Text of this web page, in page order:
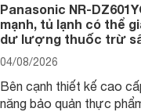
Panasonic NR-
mạnh, tủ lạnh có thể
dư lượng thuốc trừ
04/08/2026
Bên cạnh thiết kế cao
năng bảo quản thực